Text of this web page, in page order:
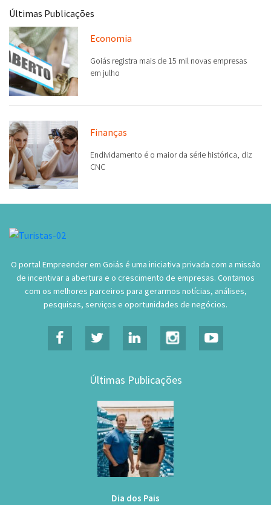
Últimas Publicações
Economia
Goiás registra mais de 15 mil novas empresas
em julho
Finanças
Endividamento é o maior da série histórica, diz
CNC
O portal Empreender em Goiás é uma iniciativa privada com a missão
de incentivar a abertura e o crescimento de empresas. Contamos
com os melhores parceiros para gerarmos notícias, análises,
pesquisas, serviços e oportunidades de negócios.
Últimas Publicações
Dia dos Pais